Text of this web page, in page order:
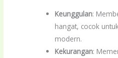
Keunggulan:
hangat, cocok
modern.
Kekurangan: